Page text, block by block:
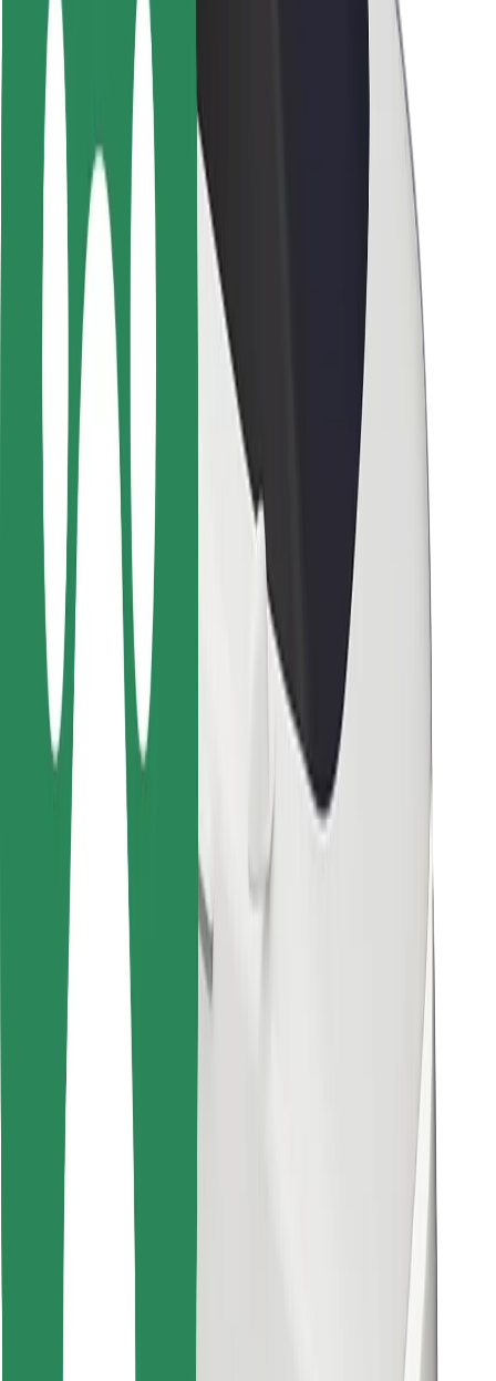
Seguridad para usuarios
Seguridad para conductores
Seguridad para patinetes
Safety Lab
Ciudades
Dónde estamos
Soluciones para las ciudades
Aeropuertos
Estaciones de carga de Bolt
Soporte
Para usuarios
Para conductores
Para repartidores
Bolt Food
Para propietarios de flota
Para restaurantes
Bolt para empresas
Otros
Proveedores
Términos y Condiciones
Seguridad
¡Conseguí un viaje en minutos!
Descargar la app de Bolt
Encontrá tu comida favorita
Descargar la app de Bolt Food